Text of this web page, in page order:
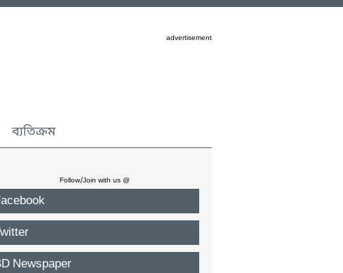
advertisement
ব্যতিক্রম
Follow/Join with us @
Newspaper